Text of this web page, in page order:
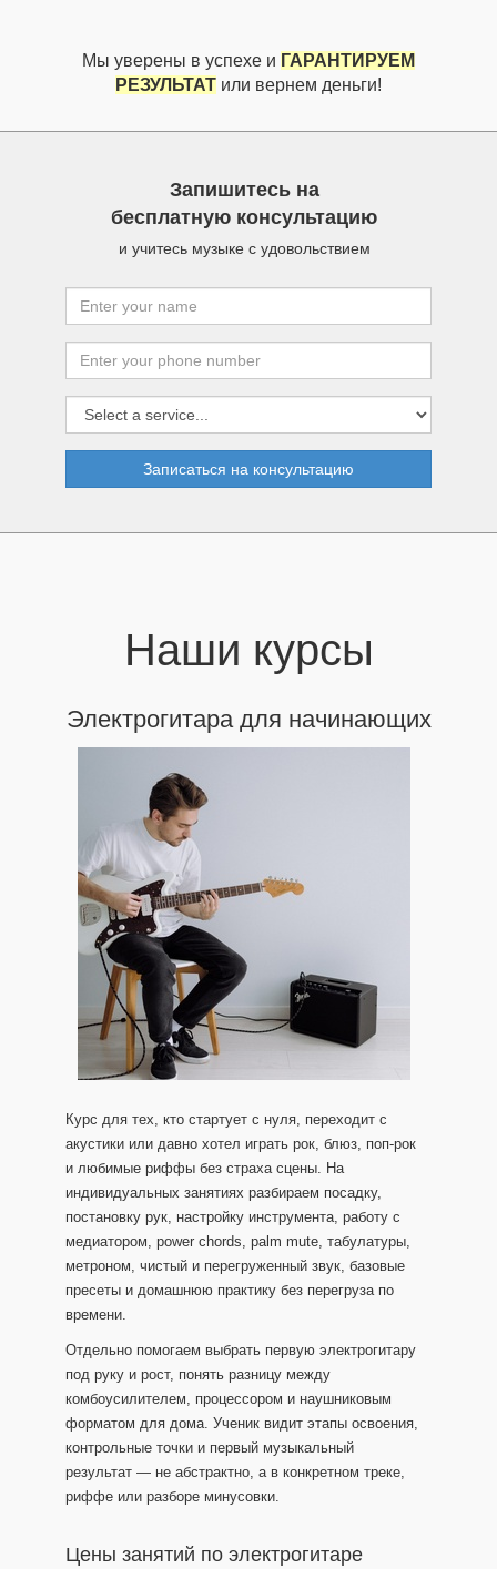
Мы уверены в успехе и ГАРАНТИРУЕМ
РЕЗУЛЬТАТ или вернем деньги!
Запишитесь на
бесплатную консультацию
и учитесь музыке с удовольствием
Записаться на консультацию
Наши курсы
Электрогитара для начинающих
Курс для тех, кто стартует с нуля, переходит с
акустики или давно хотел играть рок, блюз, поп-рок
и любимые риффы без страха сцены. На
индивидуальных занятиях разбираем посадку,
постановку рук, настройку инструмента, работу с
медиатором, power chords, palm mute, табулатуры,
метроном, чистый и перегруженный звук, базовые
пресеты и домашнюю практику без перегруза по
времени.
Отдельно помогаем выбрать первую электрогитару
под руку и рост, понять разницу между
комбоусилителем, процессором и наушниковым
форматом для дома. Ученик видит этапы освоения,
контрольные точки и первый музыкальный
результат — не абстрактно, а в конкретном треке,
риффе или разборе минусовки.
Цены занятий по электрогитаре